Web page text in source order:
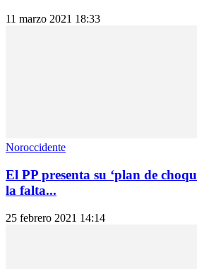
11 marzo 2021 18:33
Noroccidente
El PP presenta su ‘plan de
la falta...
25 febrero 2021 14:14